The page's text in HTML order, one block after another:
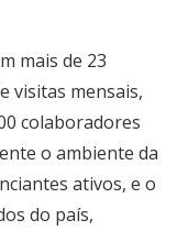
mais de 23
visitas mensais,
colaboradores
o ambiente da
ativos, e o
do país,